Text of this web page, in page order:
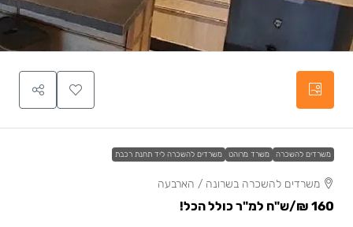
משרדים להשכרה משרד מרוהט משרדים להשכרה ליד תחנת רכבת
משרדים להשכרה בשרונה / הארבעה
160 ₪ /ש"ח למ"ר כולל הכל!